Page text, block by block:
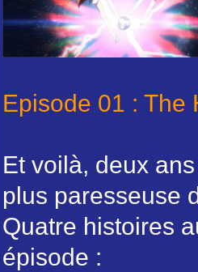
Episode 01 : The
Et voilà, deux
plus paresseuse
Quatre histoires
épisode :